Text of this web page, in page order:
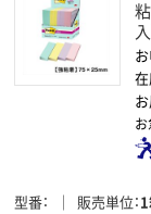
在
お
型番 販売単位